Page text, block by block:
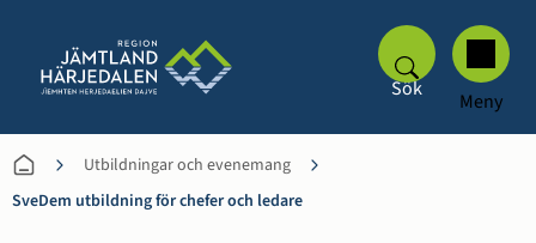
Sök Meny
Utbildningar och evenemang
SveDem utbildning för chefer och ledare